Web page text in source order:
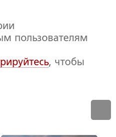
пользователям
, чтобы